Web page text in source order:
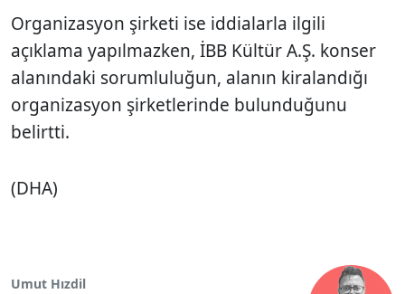
Organizasyon şirketi ise iddialarla ilgili
açıklama yapılmazken, İBB Kültür A.Ş. konser
alanındaki sorumluluğun, alanın kiralandığı
organizasyon şirketlerinde bulunduğunu
belirtti.
(DHA)
Umut Hızdil